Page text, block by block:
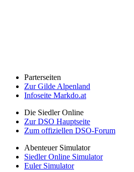
Parterseiten
Zur Gilde Alpenland
Infoseite Markdo.at
Die Siedler Online
Zur DSO Hauptseite
Zum offiziellen DSO-Forum
Abenteuer Simulator
Siedler Online Simulator
Euler Simulator